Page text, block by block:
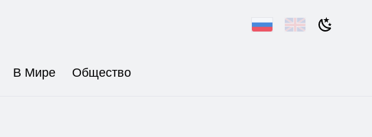
В Мире Общество